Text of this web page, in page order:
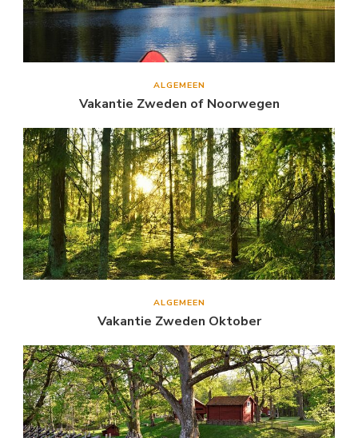
ALGEMEEN
Vakantie Zweden of Noorwegen
ALGEMEEN
Vakantie Zweden Oktober